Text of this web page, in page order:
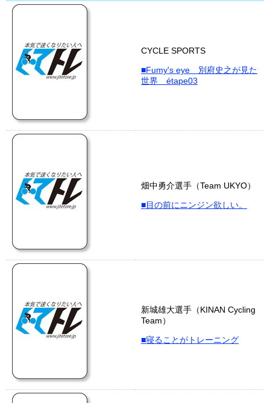
CYCLE SPORTS
■Fumy's eye 別府史之が見た
世界 étape03
畑中勇介選手（Team UKYO）
■目の前にニンジン欲しい。
新城雄大選手（KINAN Cycling
Team）
■寝ることがトレーニング